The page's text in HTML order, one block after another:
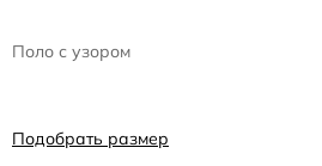
Поло с узором
Подобрать размер